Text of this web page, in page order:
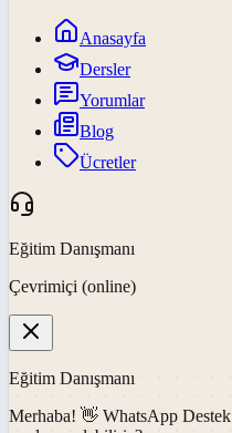
Anasayfa
Dersler
Yorumlar
Blog
Ücretler
Eğitim Danışmanı
Çevrimiçi (online)
Eğitim Danışmanı
Merhaba! 👋 WhatsApp Destek